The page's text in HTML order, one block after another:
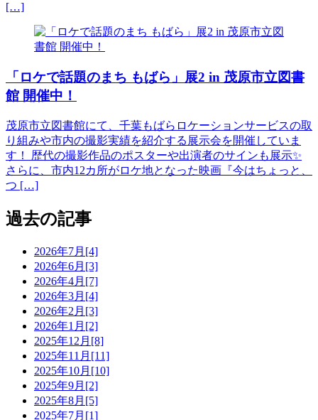
[…]
「ロケで話題のまち もばら」展2 in 茂原市立図書
館 開催中！
茂原市立図書館にて、千葉もばらロケーションサービスの取
り組みや市内の撮影実績を紹介する展示会を開催していま
す！ 歴代の撮影作品のポスターや出演者のサインも展示✨
さらに、市内12カ所がロケ地となった映画『今はちょっと、
つ […]
過去の記事
2026年7月[4]
2026年6月[3]
2026年4月[7]
2026年3月[4]
2026年2月[3]
2026年1月[2]
2025年12月[8]
2025年11月[11]
2025年10月[10]
2025年9月[2]
2025年8月[5]
2025年7月[1]